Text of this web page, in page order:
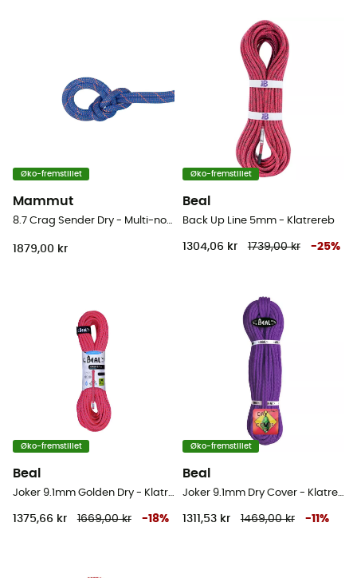
Øko-fremstillet
Mammut
8.7 Crag Sender Dry - Multi-norm reb
1879,00 kr
Øko-fremstillet
Beal
Back Up Line 5mm - Klatrereb
1304,06 kr 1739,00 kr -25%
Øko-fremstillet
Beal
Joker 9.1mm Golden Dry - Klatrereb
1375,66 kr 1669,00 kr -18%
Øko-fremstillet
Beal
Joker 9.1mm Dry Cover - Klatrereb
1311,53 kr 1469,00 kr -11 %